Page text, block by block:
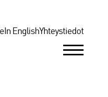
In EnglishYhteystiedot